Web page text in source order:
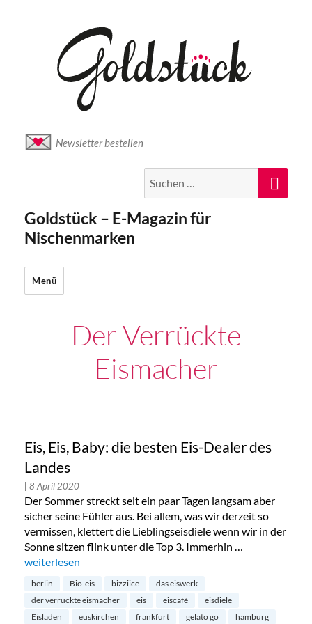
Newsletter bestellen
nach:
Goldstück – E-Magazin für
Nischenmarken
Menü
Der Verrückte
Eismacher
Eis, Eis, Baby: die besten Eis-Dealer des
Landes
| 8 April 2020
Der Sommer streckt seit ein paar Tagen langsam aber
sicher seine Fühler aus. Bei allem, was wir derzeit so
vermissen, klettert die Lieblingseisdiele wenn wir in der
Sonne sitzen flink unter die Top 3. Immerhin …
„Eis, Eis, Baby: die besten Eis-Dealer des Landes“
weiterlesen
berlin Bio-eis bizziice
das eiswerk
der verrückte eismacher
eis eiscafé
eisdiele
Eisladen
euskirchen frankfurt gelato go hamburg